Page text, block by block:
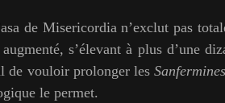
de Misericordia n’exclut pas
s’élevant à plus d’une
de vouloir prolonger les
le permet.